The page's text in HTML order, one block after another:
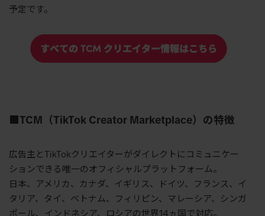
予定です。
TCM （TikTok Creator Marketplace）の特徴
広告主と TikTok クリエイターがダイレクトにコミュニケー
ションできる唯一のオフィシャルプラットフォーム。
日本、アメリカ、カナダ、イギリス、ドイツ、フランス、イ
タリア、タイ、ベトナム、フィリピン、マレーシア、シンガ
ポール、インドネシア、ロシアの世界14 ヵ国で対応。